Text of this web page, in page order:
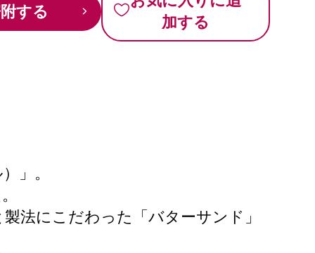
する
加する
」。
法にこだわった「バターサンド」